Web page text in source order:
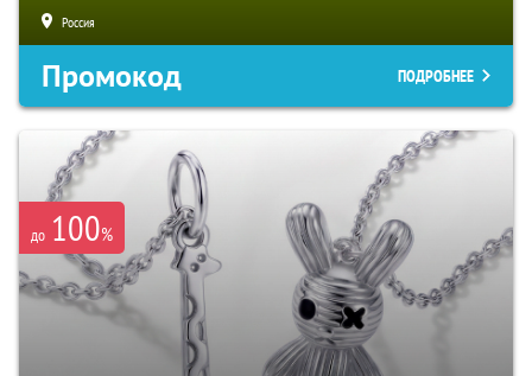
Россия
Промокод ПОДРОБНЕЕ
до 100%